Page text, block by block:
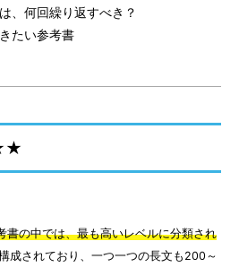
、何回繰り返すべき？
たい参考書
書の中では、最も高いレベルに分類され
成されており、一つ一つの長文も200～